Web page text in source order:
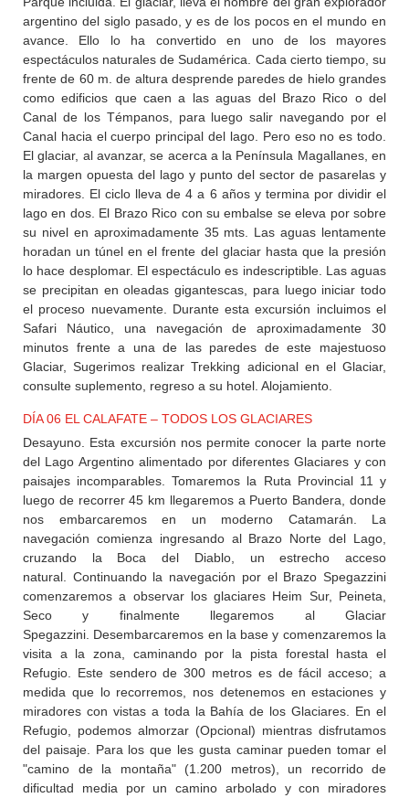
argentino del siglo pasado, y es de los pocos en el mundo en
avance. Ello lo ha convertido en uno de los mayores
espectáculos naturales de Sudamérica. Cada cierto tiempo, su
frente de 60 m. de altura desprende paredes de hielo grandes
como edificios que caen a las aguas del Brazo Rico o del
Canal de los Témpanos, para luego salir navegando por el
Canal hacia el cuerpo principal del lago. Pero eso no es todo.
El glaciar, al avanzar, se acerca a la Península Magallanes, en
la margen opuesta del lago y punto del sector de pasarelas y
miradores. El ciclo lleva de 4 a 6 años y termina por dividir el
lago en dos. El Brazo Rico con su embalse se eleva por sobre
su nivel en aproximadamente 35 mts. Las aguas lentamente
horadan un túnel en el frente del glaciar hasta que la presión
lo hace desplomar. El espectáculo es indescriptible. Las aguas
se precipitan en oleadas gigantescas, para luego iniciar todo
el proceso nuevamente. Durante esta excursión incluimos el
Safari Náutico, una navegación de aproximadamente 30
minutos frente a una de las paredes de este majestuoso
Glaciar, Sugerimos realizar Trekking adicional en el Glaciar,
consulte suplemento, regreso a su hotel. Alojamiento.
DÍA 06 EL CALAFATE – TODOS LOS GLACIARES
Desayuno. Esta excursión nos permite conocer la parte norte
del Lago Argentino alimentado por diferentes Glaciares y con
paisajes incomparables. Tomaremos la Ruta Provincial 11 y
luego de recorrer 45 km llegaremos a Puerto Bandera, donde
nos embarcaremos en un moderno Catamarán. La
navegación comienza ingresando al Brazo Norte del Lago,
cruzando la Boca del Diablo, un estrecho acceso
natural. Continuando la navegación por el Brazo Spegazzini
comenzaremos a observar los glaciares Heim Sur, Peineta,
Seco y finalmente llegaremos al Glaciar
Spegazzini. Desembarcaremos en la base y comenzaremos la
visita a la zona, caminando por la pista forestal hasta el
Refugio. Este sendero de 300 metros es de fácil acceso; a
medida que lo recorremos, nos detenemos en estaciones y
miradores con vistas a toda la Bahía de los Glaciares. En el
Refugio, podemos almorzar (Opcional) mientras disfrutamos
del paisaje. Para los que les gusta caminar pueden tomar el
"camino de la montaña" (1.200 metros), un recorrido de
dificultad media por un camino arbolado y con miradores